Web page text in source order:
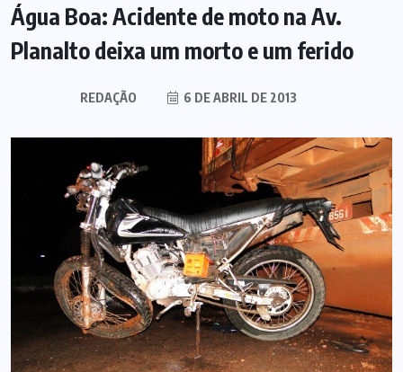
Água Boa: Acidente de moto na Av.
Planalto deixa um morto e um ferido
REDAÇÃO 6 DE ABRIL DE 2013